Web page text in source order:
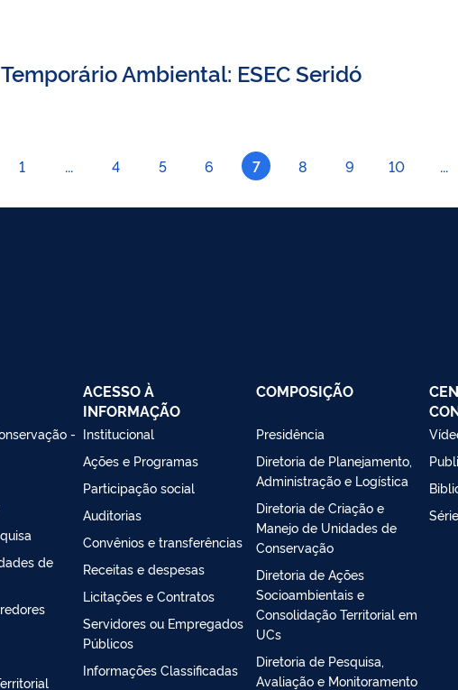
Ambiental: ESEC Seridó
1 ... 4 5 6 7 8 9 10 ...
-
de
ACESSO À
INFORMAÇÃO
Institucional
Ações e Programas
Participação social
Auditorias
Convênios e transferências
Receitas e despesas
Licitações e Contratos
Servidores ou Empregados
Públicos
Informações Classificadas
COMPOSIÇÃO
Presidência
Diretoria de Planejamento,
Administração e Logística
Diretoria de Criação e
Manejo de Unidades de
Conservação
Diretoria de Ações
Socioambientais e
Consolidação Territorial em
UCs
Diretoria de Pesquisa,
Avaliação e Monitoramento